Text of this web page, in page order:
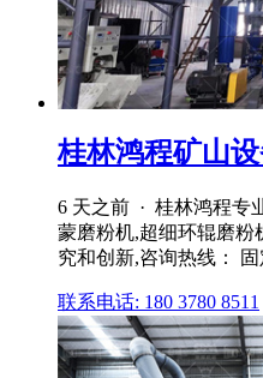
桂林鸿程矿山
6 天之前 · 桂林鸿程专
蒙磨粉机,超细环辊磨粉
究和创新,咨询热线： 固
联系电话: 180 3780 8511